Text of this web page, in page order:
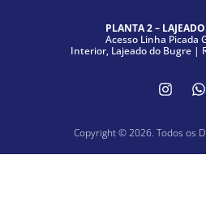
PLANTA 2 –
Acesso Linha Picada
Interior, Lajeado do Bugre |
Copyright © 2026. Todos os